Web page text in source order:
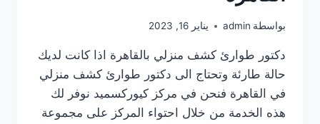
بواسطة admin يناير 16, 2023
دكتور طوارئ كشف منزلي بالقاهرة اذا كانت لديك
حالة طارئة وتحتاج الى دكتور طوارئ كشف منزلي
في القاهرة فنحن في مركز كيوركسميد نوفر لك
هذه الخدمة من خلال احتواء المركز على مجموعة